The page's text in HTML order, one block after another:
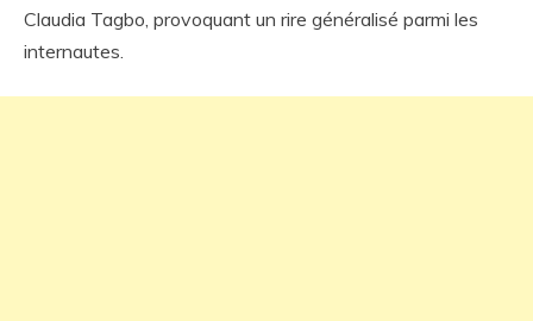
Claudia Tagbo, provoquant un rire généralisé parmi les
internautes.